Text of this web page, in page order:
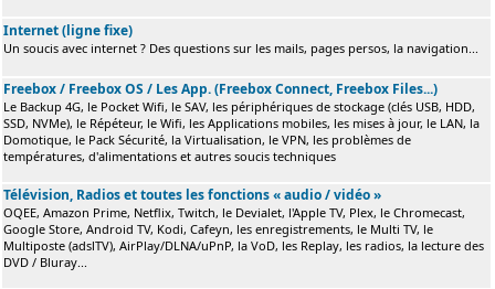
Internet (ligne fixe)
Un soucis avec internet ? Des questions sur les mails, pages persos, la navigation...
Freebox / Freebox OS / Les App. (Freebox Connect, Freebox Files...)
Le Backup 4G, le Pocket Wifi, le SAV, les périphériques de stockage (clés USB, HDD,
SSD, NVMe), le Répéteur, le Wifi, les Applications mobiles, les mises à jour, le LAN, la
Domotique, le Pack Sécurité, la Virtualisation, le VPN, les problèmes de
températures, d'alimentations et autres soucis techniques
Télévision, Radios et toutes les fonctions « audio / vidéo »
OQEE, Amazon Prime, Netflix, Twitch, le Devialet, l'Apple TV, Plex, le Chromecast,
Google Store, Android TV, Kodi, Cafeyn, les enregistrements, le Multi TV, le
Multiposte (adslTV), AirPlay/DLNA/uPnP, la VoD, les Replay, les radios, la lecture des
DVD / Bluray...